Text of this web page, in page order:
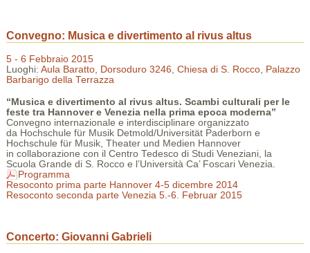
Convegno: Musica e divertimento al rivus altus
5 - 6 Febbraio 2015
Luoghi: Aula Baratto, Dorsoduro 3246 Chiesa di S. Rocco,
Palazzo
Barbarigo della Terrazza
“Musica e divertimento al rivus altus. Scambi culturali per le
feste tra Hannover e Venezia nella prima epoca moderna”
Convegno internazionale e interdisciplinare organizzato
da Hochschule für Musik Detmold/Universität Paderborn e
Hochschule für Musik, Theater und Medien Hannover
in collaborazione con il Centro Tedesco di Studi Veneziani, la
Scuola Grande di S. Rocco e l’Università Ca’ Foscari Venezia.
Programma
Resoconto prima parte Hannover 4-5 dicembre 2014
Resoconto seconda parte Venezia 5.-6. Februar 2015
Concerto: Giovanni Gabrieli